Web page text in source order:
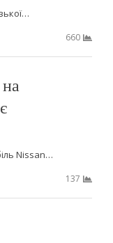
660
Nissan…
137